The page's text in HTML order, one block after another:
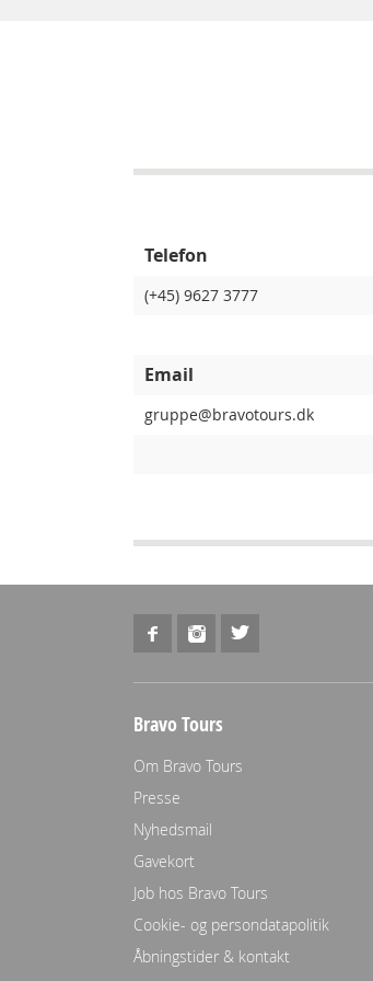
Telefon
(+45) 9627 3777
Email
gruppe@bravotours.dk
Bravo Tours
Om Bravo Tours
Presse
Nyhedsmail
Gavekort
Job hos Bravo Tours
Cookie- og persondatapolitik
Åbningstider & kontakt